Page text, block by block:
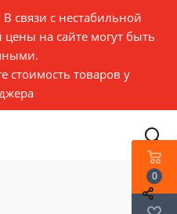
связи с нестабильной
на сайте могут быть
стоимость товаров у
0